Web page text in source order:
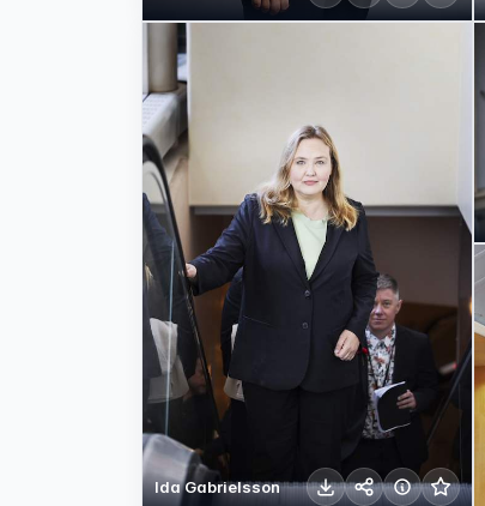
Ida Gabrielsson